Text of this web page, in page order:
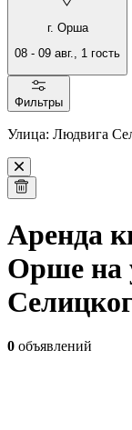
г. Орша
08 - 09 авг., 1 гость
Фильтры
Улица: Людвига
Аренда
Орше на
0 объявлений